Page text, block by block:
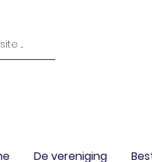
De vereniging